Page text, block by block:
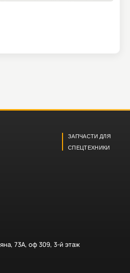
ЗАПЧАСТИ ДЛЯ
СПЕЦТЕХНИКИ
73А, оф 309, 3-й этаж